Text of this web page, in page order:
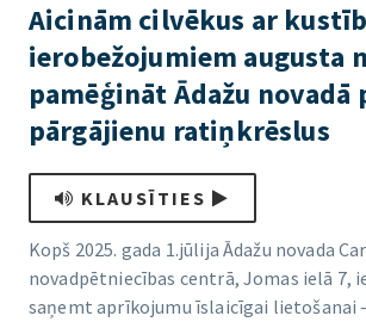
Aicinām cilvēkus ar
ierobežojumiem augusta
pamēģināt Ādažu novadā
pārgājienu ratiņkrēslus
KLAUSĪTIES
Kopš 2025. gada 1.jūlija Ādažu novada
novadpētniecības centrā, Jomas ielā 7,
saņemt aprīkojumu īslaicīgai lietošanai